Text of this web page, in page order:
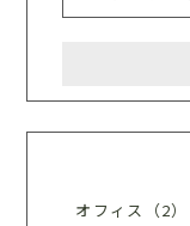
オフィス（2）